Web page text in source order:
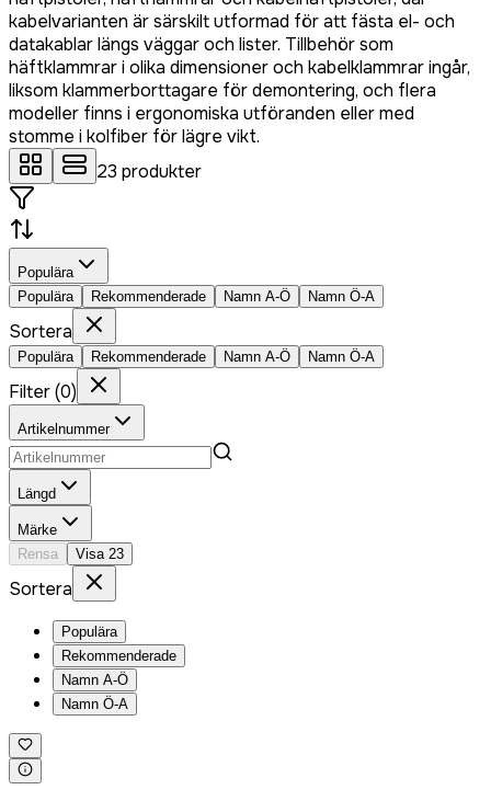
kabelvarianten är särskilt utformad för att fästa el- och
datakablar längs väggar och lister. Tillbehör som
häftklammrar i olika dimensioner och kabelklammrar ingår,
liksom klammerborttagare för demontering, och flera
modeller finns i ergonomiska utföranden eller med
stomme i kolfiber för lägre vikt.
23 produkter
Populära
Populära
Rekommenderade Namn A-Ö Namn Ö-A
Sortera
Populära Rekommenderade Namn A-Ö Namn Ö-A
Filter(0)
Artikelnummer
Längd
Märke
Rensa
Visa 23
Sortera
Populära
Rekommenderade
Namn A-Ö
Namn Ö-A